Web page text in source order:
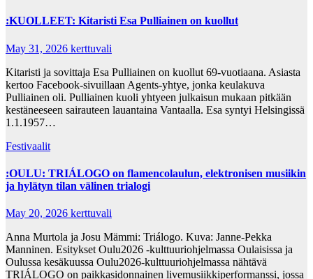
:KUOLLEET: Kitaristi Esa Pulliainen on kuollut
May 31, 2026 kerttuvali
Kitaristi ja sovittaja Esa Pulliainen on kuollut 69-vuotiaana. Asiasta
kertoo Facebook-sivuillaan Agents-yhtye, jonka keulakuva
Pulliainen oli. Pulliainen kuoli yhtyeen julkaisun mukaan pitkään
kestäneeseen sairauteen lauantaina Vantaalla. Esa syntyi Helsingissä
1.1.1957…
Festivaalit
:OULU: TRIÁLOGO on flamencolaulun, elektronisen musiikin
ja hylätyn tilan välinen trialogi
May 20, 2026 kerttuvali
Anna Murtola ja Josu Mämmi: Triálogo. Kuva: Janne-Pekka
Manninen. Esitykset Oulu2026 -kulttuuriohjelmassa Oulaisissa ja
Oulussa kesäkuussa Oulu2026-kulttuuriohjelmassa nähtävä
TRIÁLOGO on paikkasidonnainen livemusiikkiperformanssi, jossa